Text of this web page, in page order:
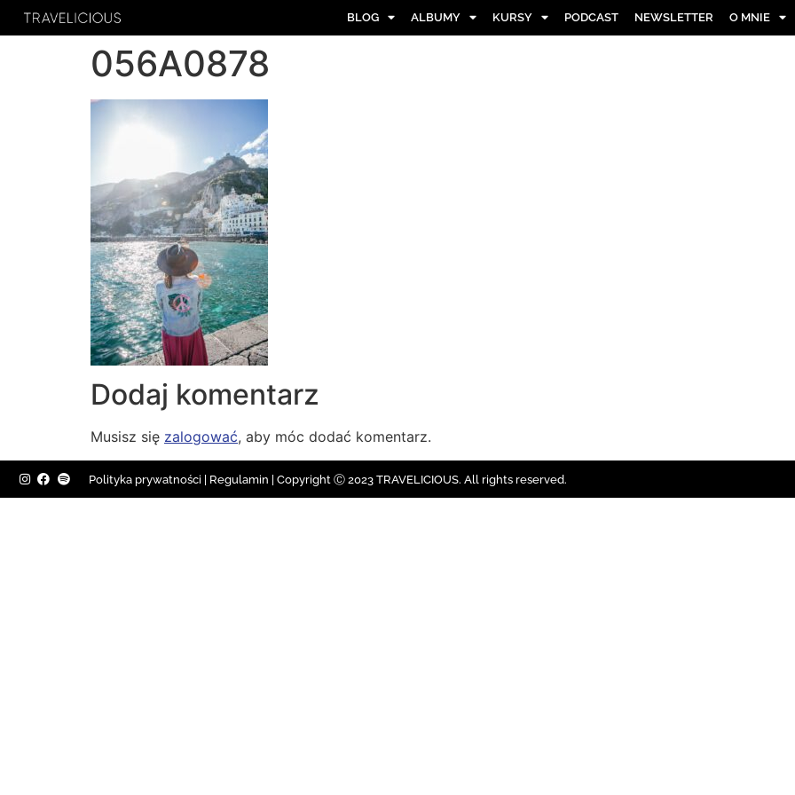
BLOG ALBUMY KURSY PODCAST NEWSLETTER O MNIE
056A0878
Dodaj komentarz
Musisz się zalogować, aby móc dodać komentarz.
Polityka prywatności Regulamin | Copyright Ⓒ 2023 TRAVELICIOUS. All rights reserved.